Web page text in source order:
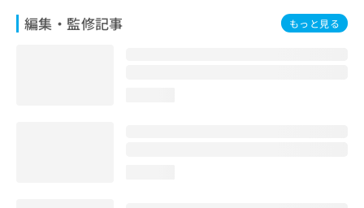
編集・監修記事 もっと見る